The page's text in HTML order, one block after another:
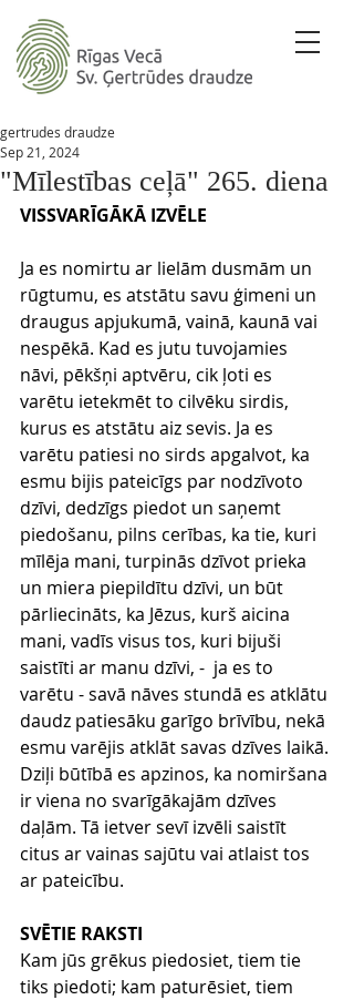
"Mīlestības ceļā" 265. diena
gertrudes draudze
Sep 21, 2024
VISSVARĪGĀKĀ IZVĒLE
Ja es nomirtu ar lielām dusmām un
rūgtumu, es atstātu savu ģimeni un
draugus apjukumā, vainā, kaunā vai
nespēkā. Kad es jutu tuvojamies
nāvi, pēkšņi aptvēru, cik ļoti es
varētu ietekmēt to cilvēku sirdis,
kurus es atstātu aiz sevis. Ja es
varētu patiesi no sirds apgalvot, ka
esmu bijis pateicīgs par nodzīvoto
dzīvi, dedzīgs piedot un saņemt
piedošanu, pilns cerības, ka tie, kuri
mīlēja mani, turpinās dzīvot prieka
un miera piepildītu dzīvi, un būt
pārliecināts, ka Jēzus, kurš aicina
mani, vadīs visus tos, kuri bijuši
saistīti ar manu dzīvi, -  ja es to
varētu - savā nāves stundā es atklātu
daudz patiesāku garīgo brīvību, nekā
esmu varējis atklāt savas dzīves laikā.
Dziļi būtībā es apzinos, ka nomiršana
ir viena no svarīgākajām dzīves
daļām. Tā ietver sevī izvēli saistīt
citus ar vainas sajūtu vai atlaist tos
ar pateicību.
SVĒTIE RAKSTI
Kam jūs grēkus piedosiet, tiem tie
tiks piedoti; kam paturēsiet, tiem